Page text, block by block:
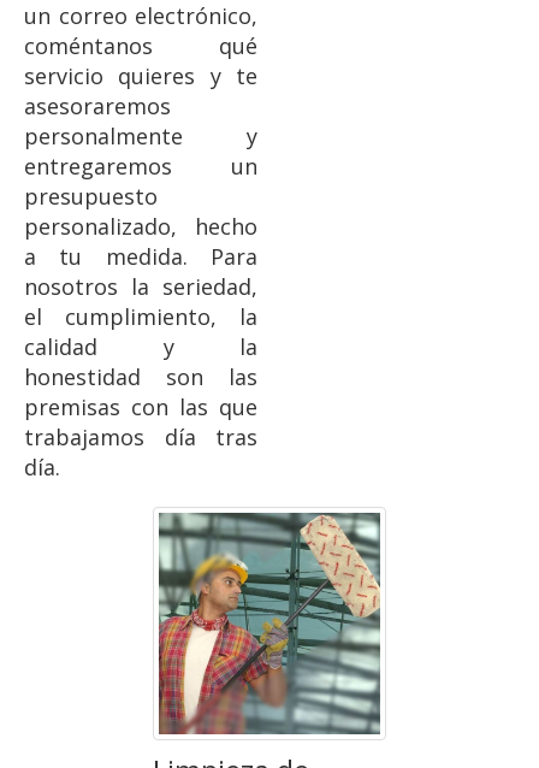
un correo electrónico,
coméntanos qué
servicio quieres y te
asesoraremos
personalmente y
entregaremos un
presupuesto
personalizado, hecho
a tu medida. Para
nosotros la seriedad,
el cumplimiento, la
calidad y la
honestidad son las
premisas con las que
trabajamos día tras
día.